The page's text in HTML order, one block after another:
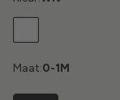
Maat:0-1M